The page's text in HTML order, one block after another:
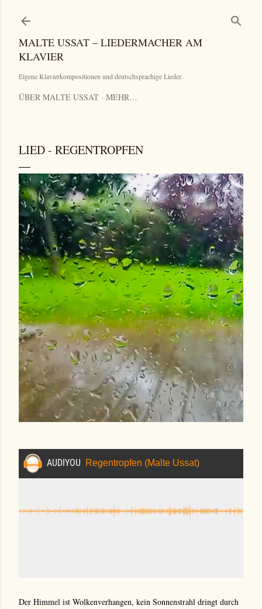
MALTE USSAT – LIEDERMACHER AM
KLAVIER
Eigene Klavierkompositionen und deutschsprachige Lieder.
ÜBER MALTE USSAT MEHR…
LIED - REGENTROPFEN
Der Himmel ist Wolkenverhangen, kein Sonnenstrahl dringt durch